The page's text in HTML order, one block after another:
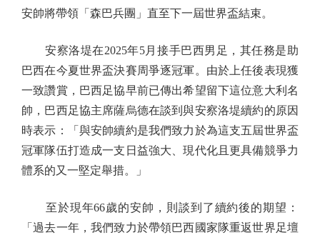
安帥將帶領「森巴兵團」直至下一屆世界盃結束。
安察洛堤在2025年5月接手巴西男足，其任務是助
巴西在今夏世界盃決賽周爭逐冠軍。由於上任後表現獲
一致讚賞，巴西足協早前已傳出希望留下這位意大利名
帥，巴西足協主席薩烏德在談到與安察洛堤續約的原因
時表示：「與安帥續約是我們致力於為這支五屆世界盃
冠軍隊伍打造成一支日益強大、現代化且更具備競爭力
體系的又一堅定舉措。」
至於現年66歲的安帥，則談到了續約後的期望：
「過去一年，我們致力於帶領巴西國家隊重返世界足壇